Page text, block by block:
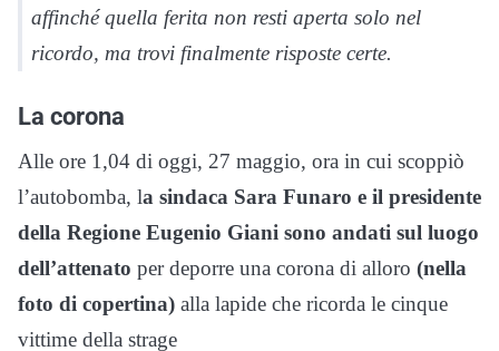
affinché quella ferita non resti aperta solo nel
ricordo, ma trovi finalmente risposte certe.
La corona
Alle ore 1,04 di oggi, 27 maggio, ora in cui scoppiò
l’autobomba, la sindaca Sara Funaro e il presidente
della Regione Eugenio Giani sono andati sul luogo
dell’attenato per deporre una corona di alloro (nella
foto di copertina) alla lapide che ricorda le cinque
vittime della strage